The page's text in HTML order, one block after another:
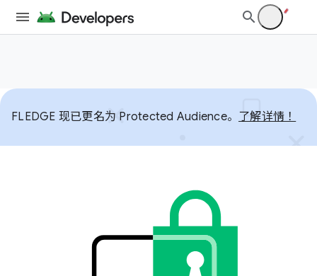
FLEDGE 现已更名为 Protected Audience。 了解详情！